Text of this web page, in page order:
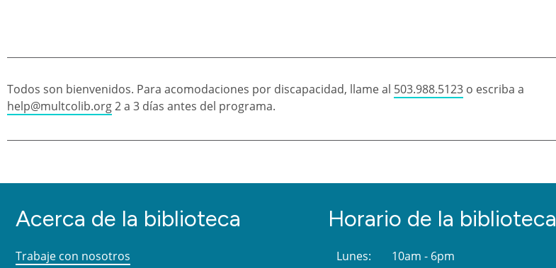
Todos son bienvenidos. Para acomodaciones por discapacidad, llame al 503.988.5123 o escriba a
help@multcolib.org2 a 3 días antes del programa.
Acerca de la biblioteca
Trabaje con nosotros
Horario de la biblioteca
Lunes:
10am - 6pm